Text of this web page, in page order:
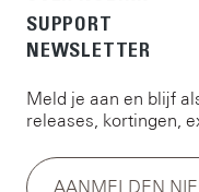
SUPPORT
NEWSLETTER
Meld je aan en blijf
releases, kortingen,
AANMELDEN